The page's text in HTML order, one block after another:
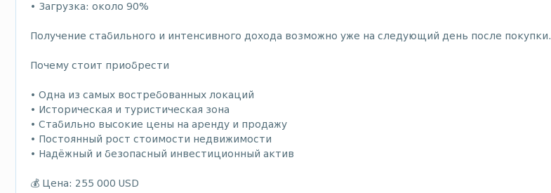
• Загрузка: около 90%
Получение стабильного и интенсивного дохода возможно уже на следующий день после покупки.
Почему стоит приобрести
• Одна из самых востребованных локаций
• Историческая и туристическая зона
• Стабильно высокие цены на аренду и продажу
• Постоянный рост стоимости недвижимости
• Надёжный и безопасный инвестиционный актив
💰 Цена: 255 000 USD